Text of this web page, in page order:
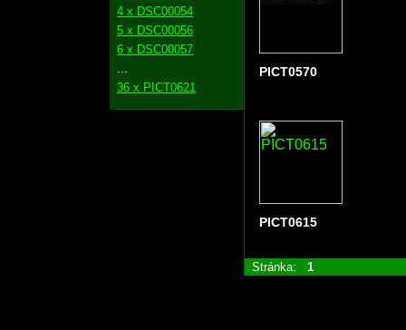
4 x DSC00054
5 x DSC00056
6 x DSC00057
36 x PICT0621
PICT0570
PICT0615
Stránka: 1